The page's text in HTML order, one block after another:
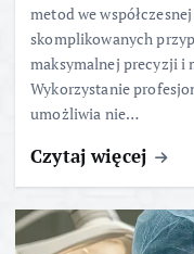
metod we
skomplikowanych
maksymalnej precyzji i
Wykorzystanie
umożliwia nie…
Czytaj więcej